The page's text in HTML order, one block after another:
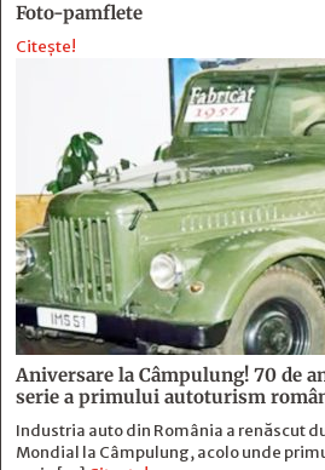
Foto-pamflete
Citește!
Aniversare la Câmpulung! 70 de
serie a primului autoturism
Industria auto din România a renăscut
Mondial la Câmpulung, acolo unde